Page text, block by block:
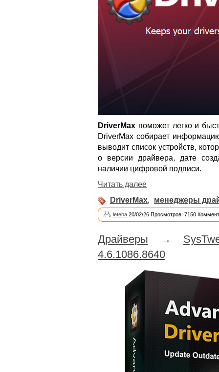
DriverMax поможет легко и
DriverMax собирает
выводит список устройств,
о версии драйвера, дате
наличии цифровой подписи.
Читать далее
DriverMax, менеджеры
leteha 20/02/26 Просмотров: 7150
Драйверы →
4.6.1086.8640